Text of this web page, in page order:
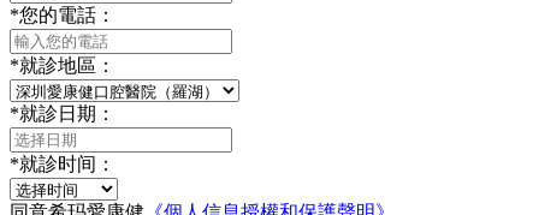
*您的電話：
*就診地區：
*就診日期：
*就診时间：